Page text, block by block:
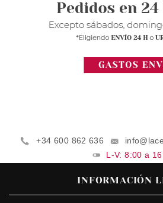
+34 600 862 636
L-V: 8:00 a
INFORMACIÓN